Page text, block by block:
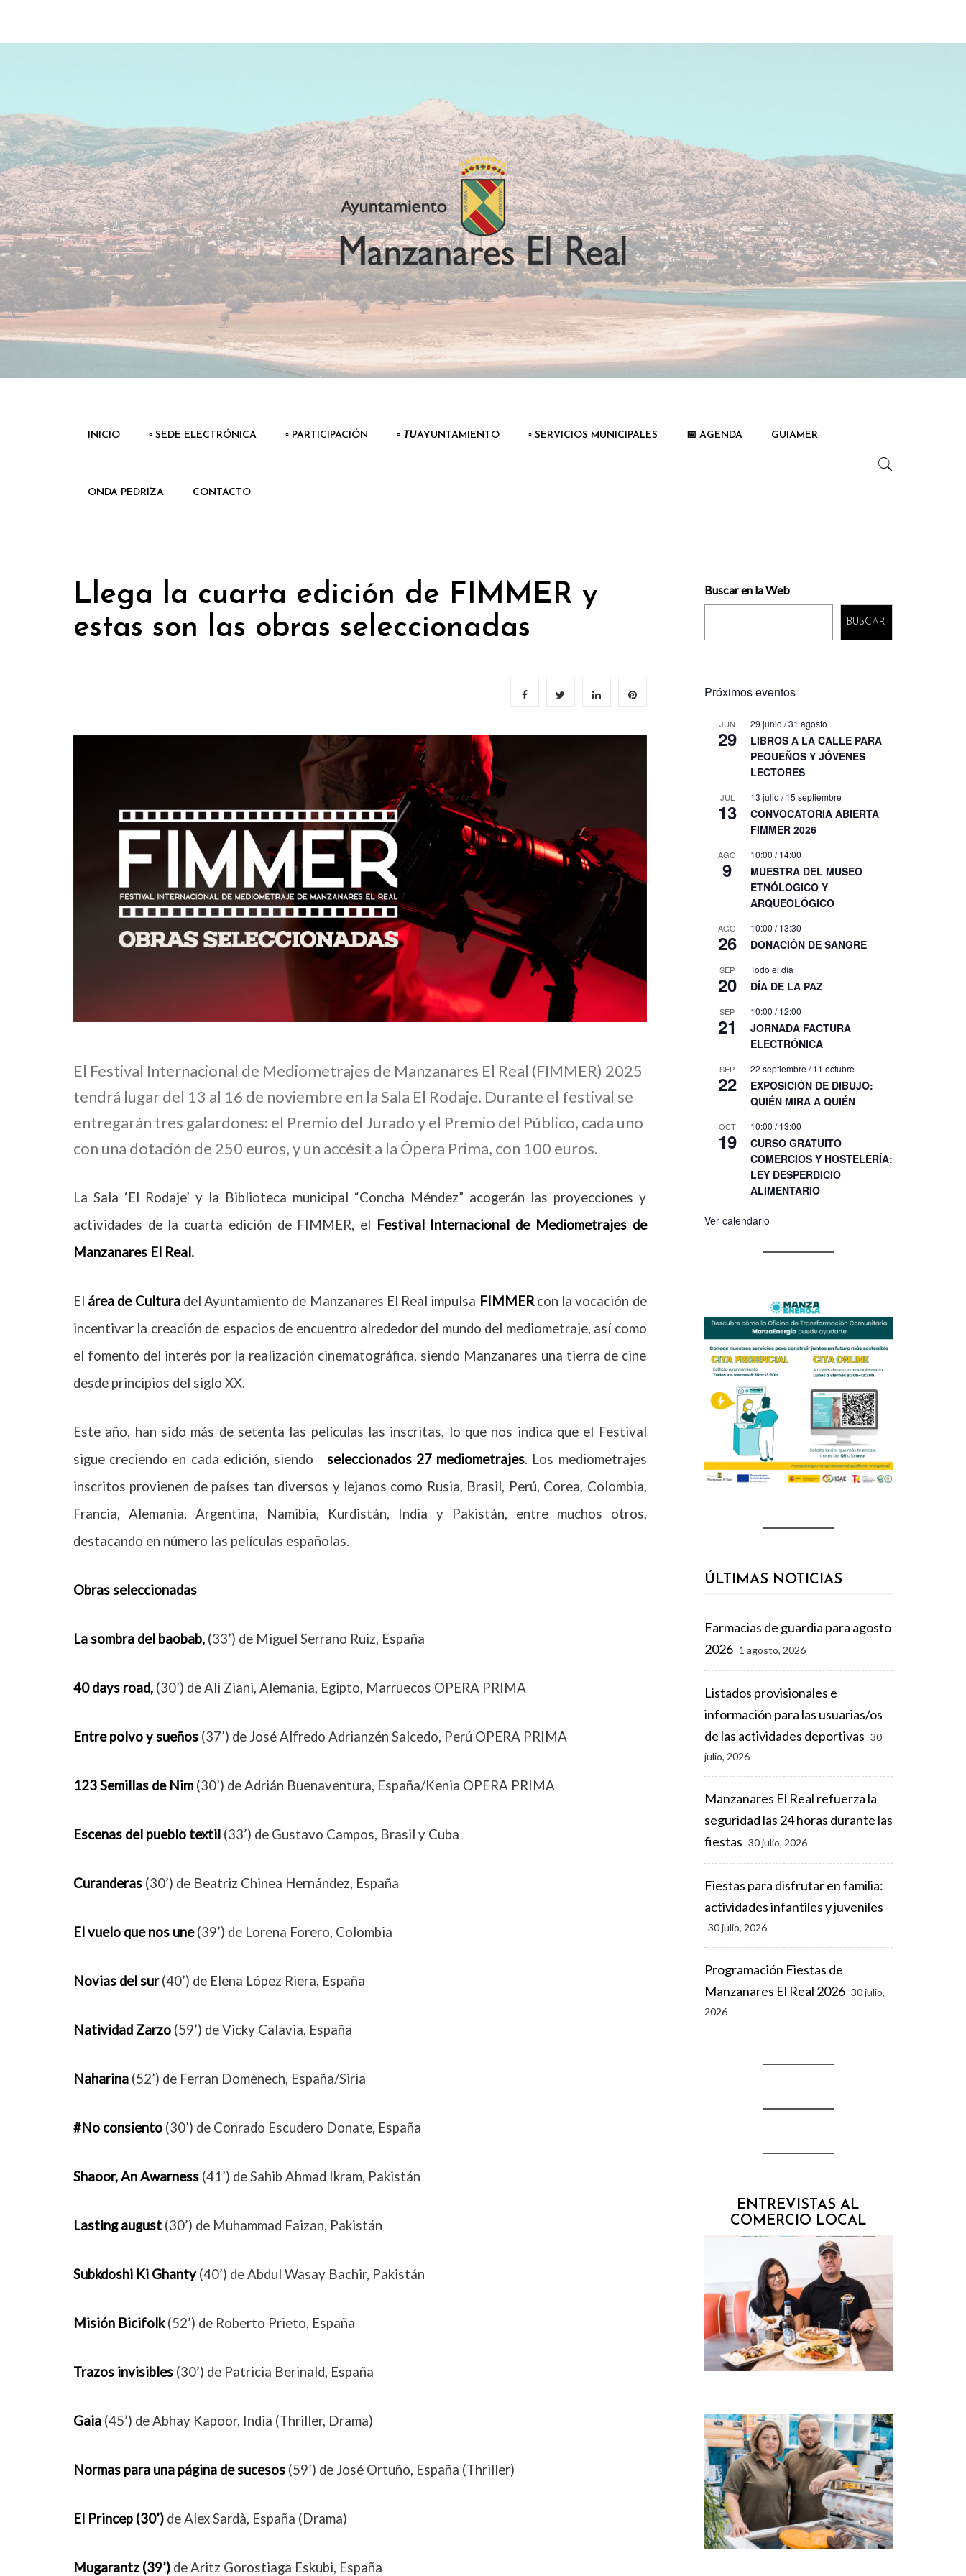
INICIO ▫️ SEDE ELECTRÓNICA ▫️ PARTICIPACIÓN ▫️ TUAYUNTAMIENTO ▫️ SERVICIOS MUNICIPALES 📅 AGENDA GUIAMER
ONDA PEDRIZA CONTACTO
Llega la cuarta edición de FIMMER y
estas son las obras seleccionadas
El Festival Internacional de Mediometrajes de Manzanares El Real (FIMMER) 2025
tendrá lugar del 13 al 16 de noviembre en la Sala El Rodaje. Durante el festival se
entregarán tres galardones: el Premio del Jurado y el Premio del Público, cada uno
con una dotación de 250 euros, y un accésit a la Ópera Prima, con 100 euros.
La Sala ‘El Rodaje’ y la Biblioteca municipal “Concha Méndez” acogerán las proyecciones y
actividades de la cuarta edición de FIMMER, el Festival Internacional de Mediometrajes de
Manzanares El Real.
El área de Culturadel Ayuntamiento de Manzanares El Real impulsa FIMMERcon la vocación de
incentivar la creación de espacios de encuentro alrededor del mundo del mediometraje, así como
el fomento del interés por la realización cinematográfica, siendo Manzanares una tierra de cine
desde principios del siglo XX.
Este año, han sido más de setenta las películas las inscritas, lo que nos indica que el Festival
sigue creciendo en cada edición, siendo seleccionados 27 mediometrajes. Los mediometrajes
inscritos provienen de países tan diversos y lejanos como Rusia, Brasil, Perú, Corea, Colombia,
Francia, Alemania, Argentina, Namibia, Kurdistán, India y Pakistán, entre muchos otros,
destacando en número las películas españolas.
Obras seleccionadas
La sombra del baobab, (33’) de Miguel Serrano Ruiz, España
40 days road, (30’) de Ali Ziani, Alemania, Egipto, Marruecos OPERA PRIMA
Entre polvo y sueños (37’) de José Alfredo Adrianzén Salcedo, Perú OPERA PRIMA
123 Semillas de Nim (30’) de Adrián Buenaventura, España/Kenia OPERA PRIMA
Escenas del pueblo textil (33’) de Gustavo Campos, Brasil y Cuba
Curanderas (30’) de Beatriz Chinea Hernández, España
El vuelo que nos une(39’) de Lorena Forero, Colombia
Novias del sur(40’) de Elena López Riera, España
Natividad Zarzo (59’) de Vicky Calavia, España
Naharina (52’) de Ferran Domènech, España/Siria
#No consiento (30’) de Conrado Escudero Donate, España
Shaoor, An Awarness (41’) de Sahib Ahmad Ikram, Pakistán
Lasting august (30’) de Muhammad Faizan, Pakistán
Subkdoshi Ki Ghanty(40’) de Abdul Wasay Bachir, Pakistán
Misión Bicifolk(52’) de Roberto Prieto, España
Trazos invisibles (30’) de Patricia Berinald, España
Gaia (45’) de Abhay Kapoor, India (Thriller, Drama)
Normas para una página de sucesos (59’) de José Ortuño, España (Thriller)
El Princep (30’) de Alex Sardà, España (Drama)
Mugarantz (39’) de Aritz Gorostiaga Eskubi, España
Buscar en la Web
BUSCAR
Próximos eventos
JUN
29
29 junio /31 agosto
LIBROS A LA CALLE PARA
PEQUEÑOS Y JÓVENES
LECTORES
JUL
13
13 julio /15 septiembre
CONVOCATORIA ABIERTA
FIMMER 2026
AGO
9
10:00 /14:00
MUESTRA DEL MUSEO
ETNÓLOGICO Y
ARQUEOLÓGICO
AGO
26
10:00 /13:30
DONACIÓN DE SANGRE
SEP
20
Todo el día
DÍA DE LA PAZ
SEP
21
10:00 /12:00
JORNADA FACTURA
ELECTRÓNICA
SEP
22
22 septiembre /11 octubre
EXPOSICIÓN DE DIBUJO:
QUIÉN MIRA A QUIÉN
OCT
19
10:00 /13:00
CURSO GRATUITO
COMERCIOS Y HOSTELERÍA:
LEY DESPERDICIO
ALIMENTARIO
Ver calendario
ÚLTIMAS NOTICIAS
Farmacias de guardia para agosto
2026 1 agosto, 2026
Listados provisionales e
información para las usuarias/os
de las actividades deportivas 30
julio, 2026
Manzanares El Real refuerza la
seguridad las 24 horas durante las
fiestas 30 julio, 2026
Fiestas para disfrutar en familia:
actividades infantiles y juveniles
30 julio, 2026
Programación Fiestas de
Manzanares El Real 2026 30 julio,
2026
ENTREVISTAS AL
COMERCIO LOCAL